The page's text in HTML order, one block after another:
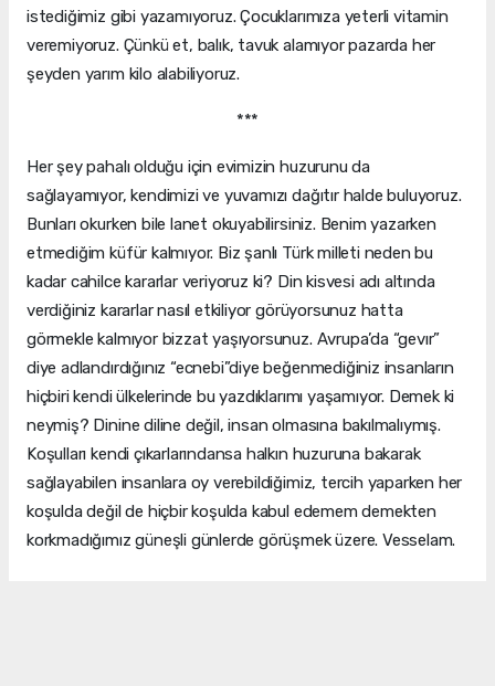
istediğimiz gibi yazamıyoruz. Çocuklarımıza yeterli vitamin
veremiyoruz. Çünkü et, balık, tavuk alamıyor pazarda her
şeyden yarım kilo alabiliyoruz.
***
Her şey pahalı olduğu için evimizin huzurunu da
sağlayamıyor, kendimizi ve yuvamızı dağıtır halde buluyoruz.
Bunları okurken bile lanet okuyabilirsiniz. Benim yazarken
etmediğim küfür kalmıyor. Biz şanlı Türk milleti neden bu
kadar cahilce kararlar veriyoruz ki? Din kisvesi adı altında
verdiğiniz kararlar nasıl etkiliyor görüyorsunuz hatta
görmekle kalmıyor bizzat yaşıyorsunuz. Avrupa’da “gevır”
diye adlandırdığınız “ecnebi”diye beğenmediğiniz insanların
hiçbiri kendi ülkelerinde bu yazdıklarımı yaşamıyor. Demek ki
neymiş? Dinine diline değil, insan olmasına bakılmalıymış.
Koşulları kendi çıkarlarındansa halkın huzuruna bakarak
sağlayabilen insanlara oy verebildiğimiz, tercih yaparken her
koşulda değil de hiçbir koşulda kabul edemem demekten
korkmadığımız güneşli günlerde görüşmek üzere. Vesselam.